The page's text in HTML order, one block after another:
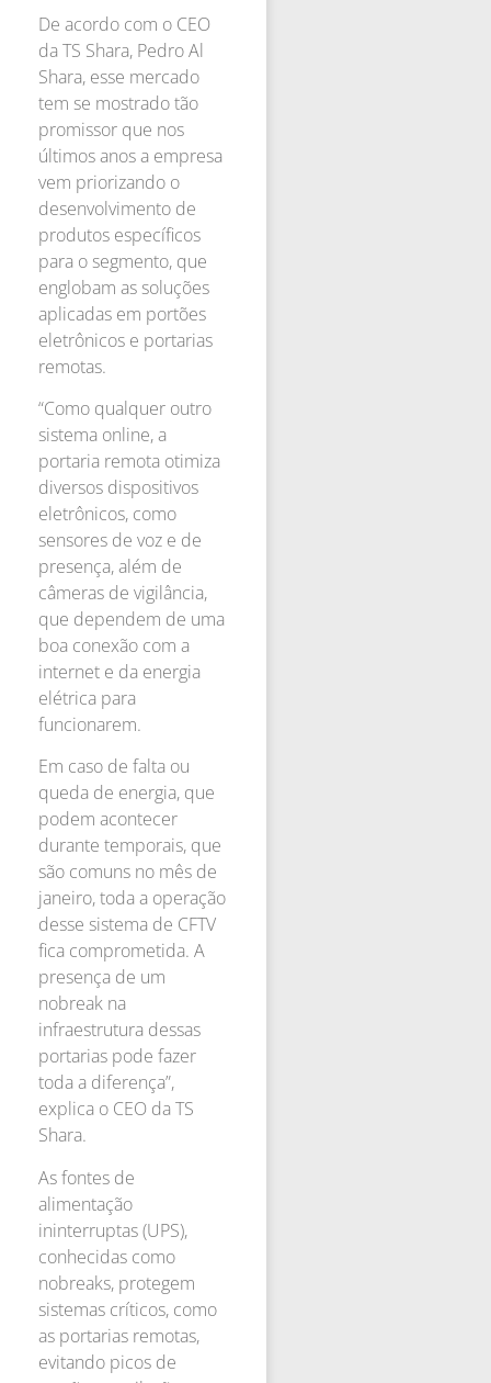
De acordo com o CEO
da TS Shara, Pedro Al
Shara, esse mercado
tem se mostrado tão
promissor que nos
últimos anos a empresa
vem priorizando o
desenvolvimento de
produtos específicos
para o segmento, que
englobam as soluções
aplicadas em portões
eletrônicos e portarias
remotas.
“Como qualquer outro
sistema online, a
portaria remota otimiza
diversos dispositivos
eletrônicos, como
sensores de voz e de
presença, além de
câmeras de vigilância,
que dependem de uma
boa conexão com a
internet e da energia
elétrica para
funcionarem.
Em caso de falta ou
queda de energia, que
podem acontecer
durante temporais, que
são comuns no mês de
janeiro, toda a operação
desse sistema de CFTV
fica comprometida. A
presença de um
nobreak na
infraestrutura dessas
portarias pode fazer
toda a diferença”,
explica o CEO da TS
Shara.
As fontes de
alimentação
ininterruptas (UPS),
conhecidas como
nobreaks, protegem
sistemas críticos, como
as portarias remotas,
evitando picos de